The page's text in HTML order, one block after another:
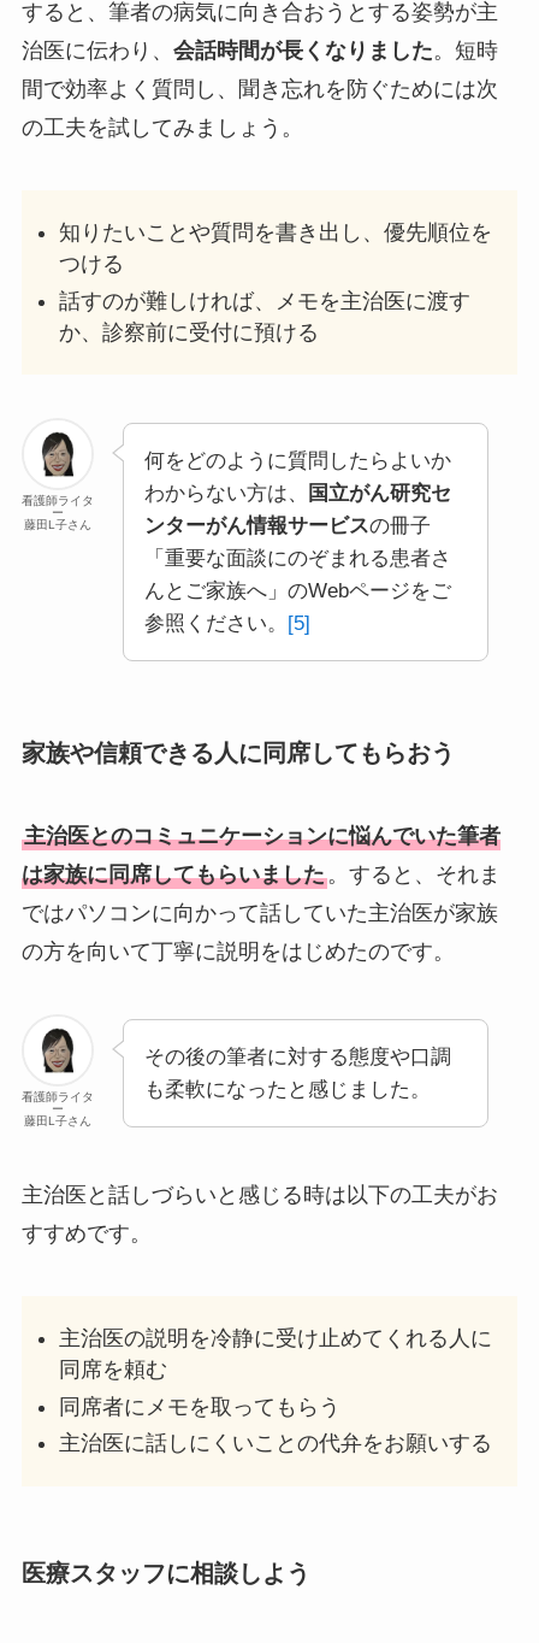
すると、筆者の病気に向き合おうとする姿勢が主
治医に伝わり、 会話時間が長くなりました。短時
間で効率よく質問し、聞き忘れを防ぐためには次
の工夫を試してみましょう。
知りたいことや質問を書き出し、優先順位を
つける
話すのが難しければ、メモを主治医に渡す
か、診察前に受付に預ける
看護師ライタ
ー
藤田L子さん
何をどのように質問したらよいか
わからない方は、
国立がん研究セ
ンターがん情報サービスの冊子
「重要な面談にのぞまれる患者さ
んとご家族へ」のWebページをご
参照ください。 [5]
家族や信頼できる人に同席してもらおう
主治医とのコミュニケーションに悩んでいた筆者
は家族に同席してもらいました。すると、それま
ではパソコンに向かって話していた主治医が家族
の方を向いて丁寧に説明をはじめたのです。
看護師ライタ
ー
藤田L子さん
その後の筆者に対する態度や口調
も柔軟になったと感じました。
主治医と話しづらいと感じる時は以下の工夫がお
すすめです。
主治医の説明を冷静に受け止めてくれる人に
同席を頼む
同席者にメモを取ってもらう
主治医に話しにくいことの代弁をお願いする
医療スタッフに相談しよう